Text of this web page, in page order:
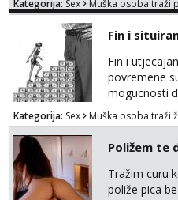
Kategorija: Sex Muška osoba traži
Fin i
Fin i
povremene
mogucnosti
potpora!
Kategorija: Sex Muška osoba traži
Poližem te
Tražim curu
poliže pica